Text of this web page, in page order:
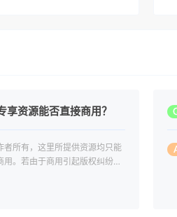
资源能否直接商用？
者所有，这里所提供资源均只能
。若由于商用引起版权纠纷，